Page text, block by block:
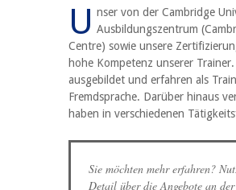
U nser von der Cambridge
Ausbildungszentrum
Centre) sowie unsere
hohe Kompetenz unserer
ausgebildet und erfahren als
Fremdsprache. Darüber hinaus
haben in verschiedenen
Sie möchten mehr erfahren?
Detail über die Angebote an